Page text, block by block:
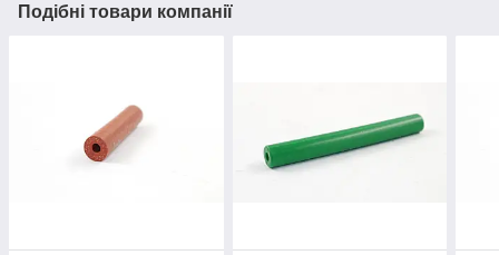
Подібні товари компанії